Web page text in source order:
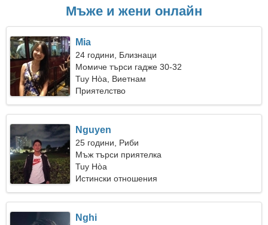
Мъже и жени онлайн
Mia
24 години, Близнаци
Момиче търси гадже 30-32
Tuy Hòa, Виетнам
Приятелство
Nguyen
25 години, Риби
Мъж търси приятелка
Tuy Hòa
Истински отношения
Nghi